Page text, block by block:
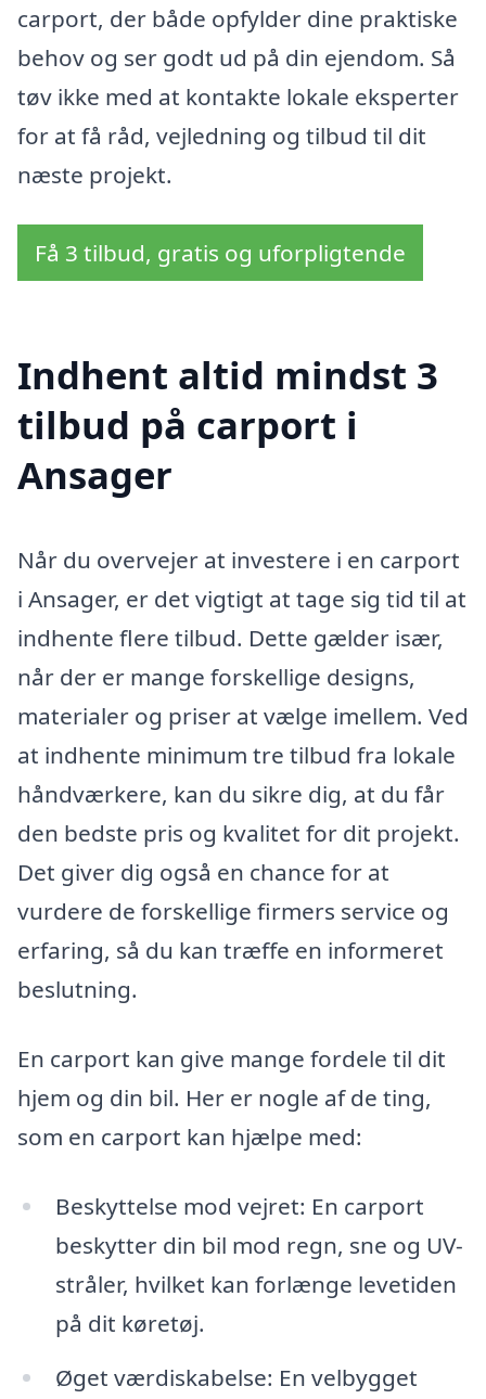
carport, der både opfylder dine praktiske
behov og ser godt ud på din ejendom. Så
tøv ikke med at kontakte lokale eksperter
for at få råd, vejledning og tilbud til dit
næste projekt.
Få 3 tilbud, gratis og uforpligtende
Indhent altid mindst 3
tilbud på carport i
Ansager
Når du overvejer at investere i en carport
i Ansager, er det vigtigt at tage sig tid til at
indhente flere tilbud. Dette gælder især,
når der er mange forskellige designs,
materialer og priser at vælge imellem. Ved
at indhente minimum tre tilbud fra lokale
håndværkere, kan du sikre dig, at du får
den bedste pris og kvalitet for dit projekt.
Det giver dig også en chance for at
vurdere de forskellige firmers service og
erfaring, så du kan træffe en informeret
beslutning.
En carport kan give mange fordele til dit
hjem og din bil. Her er nogle af de ting,
som en carport kan hjælpe med:
Beskyttelse mod vejret: En carport
beskytter din bil mod regn, sne og UV-
stråler, hvilket kan forlænge levetiden
på dit køretøj.
Øget værdiskabelse: En velbygget